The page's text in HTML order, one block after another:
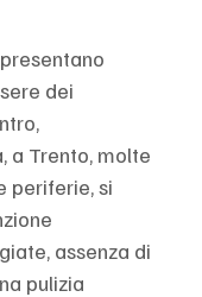
dei
a Trento, molte
periferie, si
assenza di
pulizia